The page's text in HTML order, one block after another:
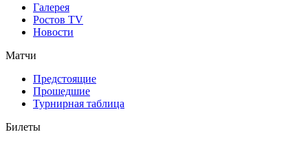
Галерея
Ростов TV
Новости
Матчи
Предстоящие
Прошедшие
Турнирная таблица
Билеты